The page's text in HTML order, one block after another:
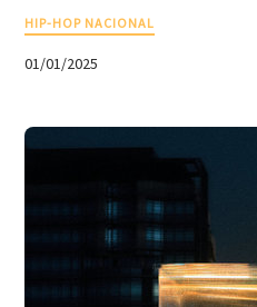
HIP-HOP NACIONAL
01/01/2025